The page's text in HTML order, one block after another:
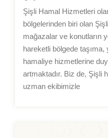
Şişli Hamal Hizmetleri
bölgelerinden biri olan
mağazalar ve konutların
hareketli bölgede
hamaliye hizmetlerine
artmaktadır. Biz de, Şişli
uzman ekibimizle